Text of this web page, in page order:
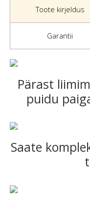
Toote kirjeldus
Garantii
Pärast
puidu
Saate